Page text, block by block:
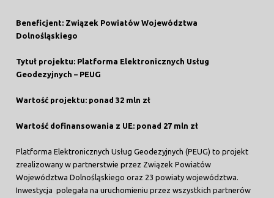
Beneficjent: Związek Powiatów Województwa
Dolnośląskiego
Tytuł projektu: Platforma Elektronicznych Usług
Geodezyjnych – PEUG
Wartość projektu: ponad 32 mln zł
Wartość dofinansowania z UE: ponad 27 mln zł
Platforma Elektronicznych Usług Geodezyjnych (PEUG) to projekt
zrealizowany w partnerstwie przez Związek Powiatów
Województwa Dolnośląskiego oraz 23 powiaty województwa.
Inwestycja polegała na uruchomieniu przez wszystkich partnerów